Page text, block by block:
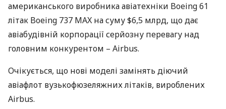
американського виробника авіатехніки Boeing 61
літак Boeing 737 MAX на суму $6,5 млрд, що дає
авіабудівній корпорації серйозну перевагу над
головним конкурентом – Airbus.
Очікується, що нові моделі замінять діючий
авіафлот вузькофюзеляжних літаків, вироблених
Airbus.